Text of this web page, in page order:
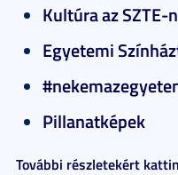
Kultúra az SZTE-n
Egyetemi
Pillanatképek
További részletekért